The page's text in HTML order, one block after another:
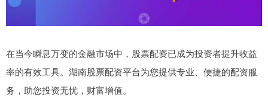
在当今瞬息万变的金融市场中，股票配资已成为投资者提升收益
率的有效工具。湖南股票配资平台为您提供专业、便捷的配资服
务，助您投资无忧，财富增值。